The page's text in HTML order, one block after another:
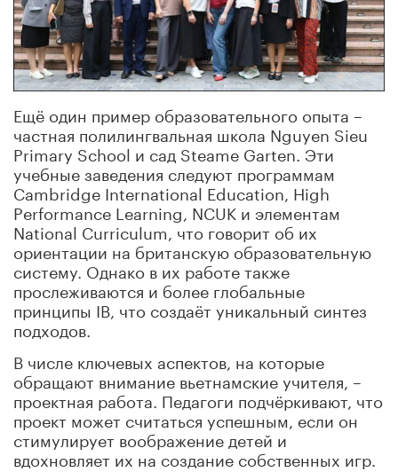
Ещё один пример образовательного опыта –
частная полилингвальная школа Nguyen Sieu
Primary School и сад Steame Garten. Эти
учебные заведения следуют программам
Cambridge International Education, High
Performance Learning, NCUK и элементам
National Curriculum, что говорит об их
ориентации на британскую образовательную
систему. Однако в их работе также
прослеживаются и более глобальные
принципы IB, что создаёт уникальный синтез
подходов.
В числе ключевых аспектов, на которые
обращают внимание вьетнамские учителя, –
проектная работа. Педагоги подчёркивают, что
проект может считаться успешным, если он
стимулирует воображение детей и
вдохновляет их на создание собственных игр.